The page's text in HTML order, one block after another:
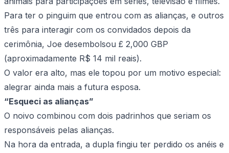
Para ter o pinguim que entrou com as alianças, e outros
três para interagir com os convidados depois da
cerimônia, Joe desembolsou £ 2,000 GBP
(aproximadamente R$ 14 mil reais).
O valor era alto, mas ele topou por um motivo especial:
alegrar ainda mais a futura esposa.
“Esqueci as alianças”
O noivo combinou com dois padrinhos que seriam os
responsáveis pelas alianças.
Na hora da entrada, a dupla fingiu ter perdido os anéis e